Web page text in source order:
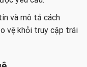
và mô tả cách
vệ khỏi truy cập trái